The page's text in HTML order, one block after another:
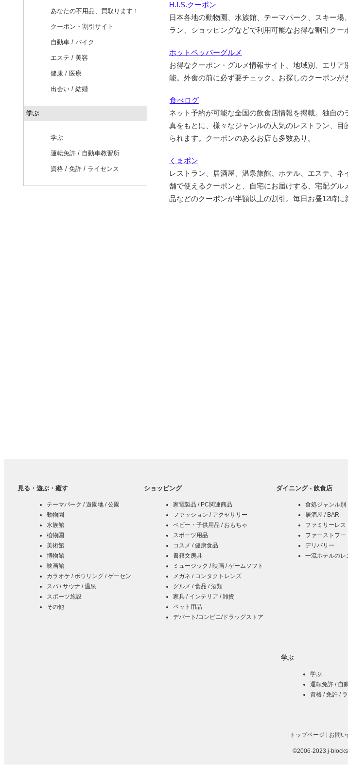
あなたの不用品、買取ります！
クーポン・割引サイト
自動車 / バイク
エステ / 美容
健康 / 医療
出会い / 結婚
学ぶ
学ぶ
運転免許 / 自動車教習所
資格 / 免許 / ライセンス
H.I.S.クーポン
日本各地の動物園、水族館、テーマパーク、スキー場
ラン、ショッピングなどで利用可能なお得な割引クー
ホットペッパーグルメ
お得なクーポン・グルメ情報サイト。地域別、エリ
能。外食の前に必ず要チェック。お探しのクーポンが
食べログ
ネット予約が可能な全国の飲食店情報を掲載。独自
真をもとに、様々なジャンルの人気のレストラン、目
られます。クーポンのあるお店も多数あり。
くまポン
レストラン、居酒屋、温泉旅館、ホテル、エステ、
舗で使えるクーポンと、自宅にお届けする、宅配グル
品などのクーポンが半額以上の割引。毎日お昼12時に
見る・遊ぶ・癒す
テーマパーク / 遊園地 / 公園
動物園
水族館
植物園
美術館
博物館
映画館
カラオケ / ボウリング / ゲーセン
スパ / サウナ / 温泉
スポーツ施設
その他
ショッピング
家電製品 / PC関連商品
ファッション / アクセサリー
ベビー・子供用品 / おもちゃ
スポーツ用品
コスメ / 健康食品
書籍文房具
ミュージック / 映画 / ゲームソフト
メガネ / コンタクトレンズ
グルメ / 食品 / 酒類
家具 / インテリア / 雑貨
ペット用品
デパート/コンビニ/ドラッグストア
ダイニング - 飲食店
食処ジャンル別
居酒屋 / BAR
ファミリーレス
ファーストフー
デリバリー
一流ホテルのレ
学ぶ
学ぶ
運転免許 / 自
資格 / 免許 /
トップページ お問い
©2006-2023 j-